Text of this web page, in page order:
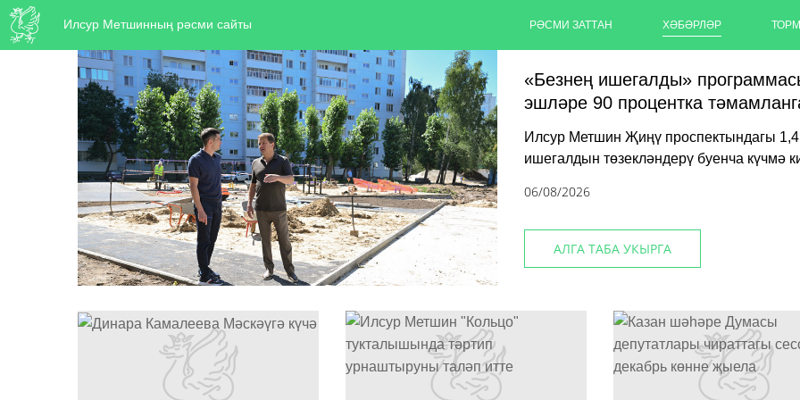
Илсур Метшинның рәсми сайты РӘСМИ ЗАТТАН ХӘБӘРЛӘР
«Безнең ишегалды»
эшләре 90 процентка
Илсур Метшин Җиңү проспектындагы
ишегалдын төзекләндерү буенча күчмә
06/08/2026
АЛГА ТАБА УКЫРГА